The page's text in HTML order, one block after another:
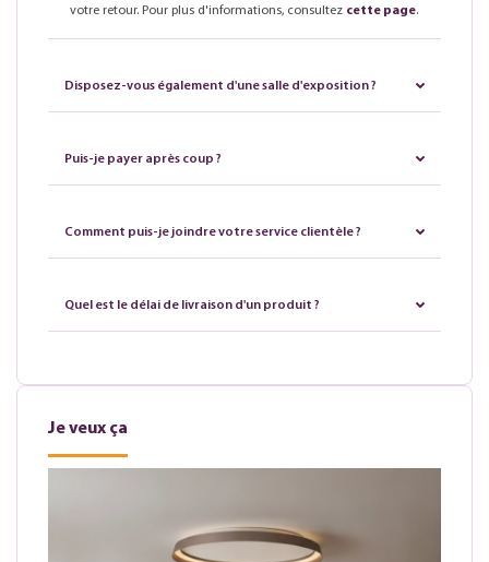
votre retour. Pour plus d'informations, consultez cette page.
Disposez-vous également d'une salle d'exposition ?
Puis-je payer après coup ?
Comment puis-je joindre votre service clientèle ?
Quel est le délai de livraison d'un produit ?
Je veux ça